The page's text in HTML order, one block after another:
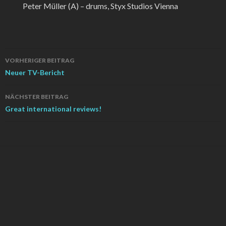
Peter Müller (A) – drums, Styx Studios Vienna
Beitrags-
Navigation
VORHERIGER BEITRAG
Neuer TV-Bericht
NÄCHSTER BEITRAG
Great international reviews!